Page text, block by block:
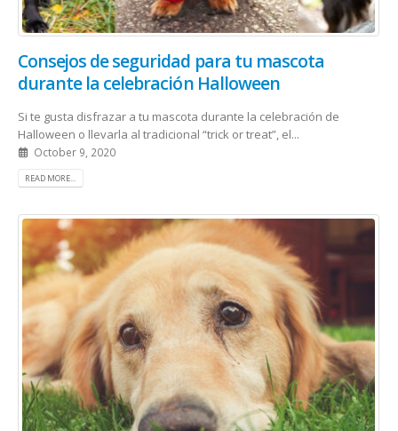
Consejos de seguridad para tu mascota
durante la celebración Halloween
Si te gusta disfrazar a tu mascota durante la celebración de
Halloween o llevarla al tradicional “trick or treat”, el...
October 9, 2020
READ MORE...